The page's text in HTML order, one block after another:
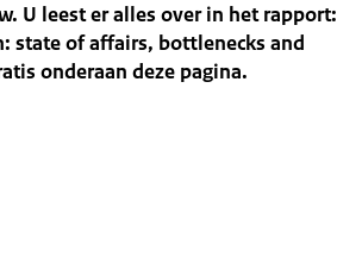
U leest er alles over in het rapport:
state of affairs, bottlenecks and
onderaan deze pagina.